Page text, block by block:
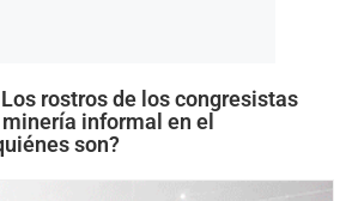
Los rostros de los congresistas
informal en el
son?